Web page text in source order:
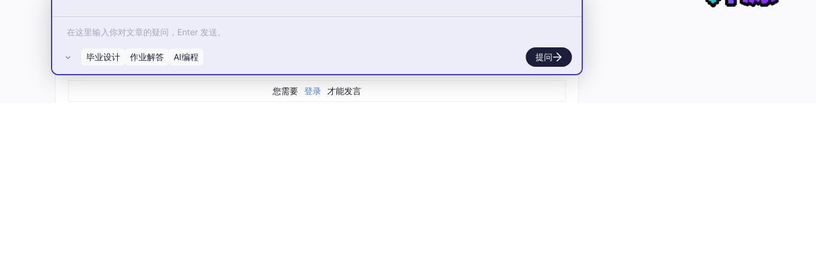
2. 权重分配与路径约束（Path Constraint）
选中旗袍的网格，打开“权重（Weights）”面板。将腰部的顶点权重死死绑定在腰部骨骼上，裙
所有评论(0)
您需要 登录 才能发言
毕业设计 作业解答 AI编程 提问